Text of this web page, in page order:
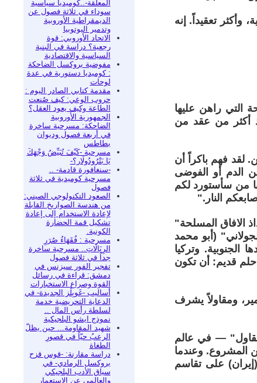
المعلّقة-..كوميديا سياسية
سوداء في ثلاثة فصول عن
الديمقراطية الأوروبية
وتدمير اليوتوبيا
الاتحاد الأوروبي: قوة
رجعية؟ دراسة في البنية
السياسية والاقتصادية
مفوضية بروكسل الضاحكة
: كوميديا دستورية في عدة
لوحات
مقدمة كتابي الصادر اليوم :
حروب الوعي: كيف صُنعت
الطاعة وكيف يعود العقل؟
الجمهورية الأوروبية
الضاحكة: مسرحية ساخرة
في أربعة فصول وديوان
بطاطس
مسرحية -كَيْفَ تُبَيِّضُ وَجْهَكَ
يَا بَتْرُودُولَار؟-
-سنغافورة قادمة- ..
مسرحية كوميدية في ثلاثة
فصول
الصعود التكنولوجي الصيني:
من هندسة الصواريخ القابلة
لإعادة الاستخدام إلى إعادة
تشكيل قمة الحضارة
الكونية.
مسرحية : فُقَهَاءُ صُرَرِ
الرِيَالَاتِ.. مسرحية ساخرة
جداً في ثلاثة فصول
تفجير الفور سيزنس في
دمشق: قراءة في رسائل
القوة وصراع الاستخبارات
أساليب -غَوبِلْز الجديدة- في
الدعاية التحريضية خدمة
لسلطة رأس المال ..
نموذج ايشو البلجيكية
شهيد المقاومة... حين يظلّ
الرعبُ حيّاً في قصورِ
الطغاة
دراسة مقارنة: -قوس قزح
بروكسل الرمادي- في
سياق الأدب البلجيكي
والعالمي عن الاستعمار
وأكثر تعقيداً. إنه
التي راهن عليها
أكثر من عقد من
لقد فهم باكراً أن
الدم أو الفوضى
من سأستورد لكم
النار."
الافاق المسلحة"
(أبو محمد
الجنوبية. وتركيا
قديم: أن تكون
ومقاولاً يشرف
— في عالم
المشروع. وعندما
على تقاسم